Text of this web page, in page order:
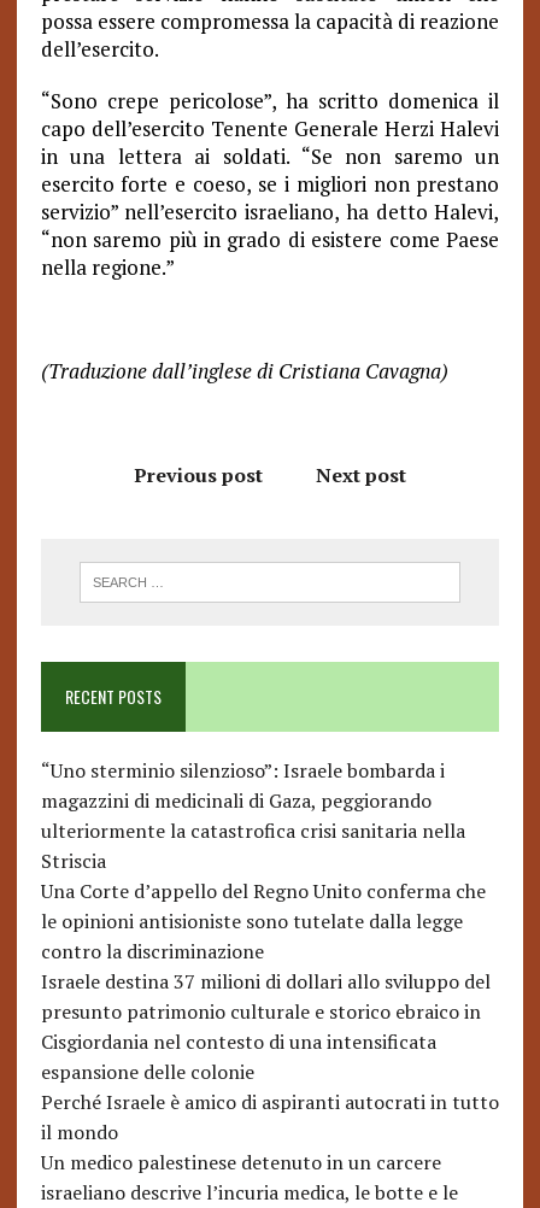
possa essere compromessa la capacità di reazione
dell’esercito.
“Sono crepe pericolose”, ha scritto domenica il
capo dell’esercito Tenente Generale Herzi Halevi
in una lettera ai soldati. “Se non saremo un
esercito forte e coeso, se i migliori non prestano
servizio” nell’esercito israeliano, ha detto Halevi,
“non saremo più in grado di esistere come Paese
nella regione.”
(Traduzione dall’inglese di Cristiana Cavagna)
Previous post Next post
RECENT POSTS
“Uno sterminio silenzioso”: Israele bombarda i
magazzini di medicinali di Gaza, peggiorando
ulteriormente la catastrofica crisi sanitaria nella
Striscia
Una Corte d’appello del Regno Unito conferma che
le opinioni antisioniste sono tutelate dalla legge
contro la discriminazione
Israele destina 37 milioni di dollari allo sviluppo del
presunto patrimonio culturale e storico ebraico in
Cisgiordania nel contesto di una intensificata
espansione delle colonie
Perché Israele è amico di aspiranti autocrati in tutto
il mondo
Un medico palestinese detenuto in un carcere
israeliano descrive l’incuria medica, le botte e le